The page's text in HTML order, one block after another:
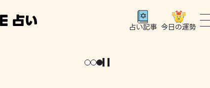
占い記事 今日の運勢